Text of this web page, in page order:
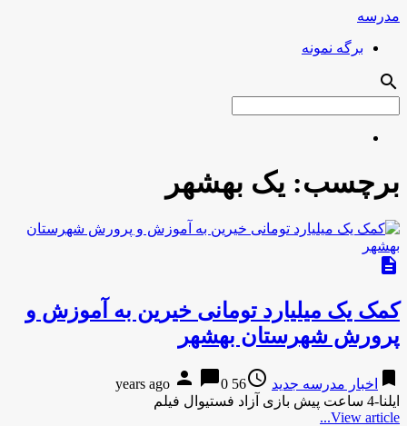
مدرسه
برگه نمونه
search
برچسب: یک بهشهر
description
کمک یک میلیارد تومانی خیرین به آموزش و
پرورش شهرستان بهشهر
bookmark اخبار مدرسه جدید access_time
56 years ago
person chat_bubble0
ایلنا-4 ساعت پیش بازی آزاد فستیوال فیلم
View article...